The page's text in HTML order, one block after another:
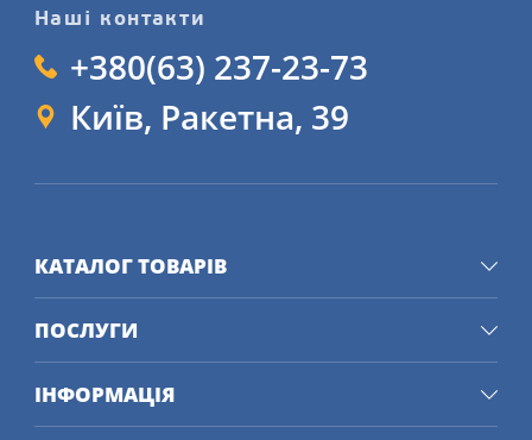
Наші контакти
+380(63) 237-23-73
Київ, Ракетна, 39
КАТАЛОГ ТОВАРІВ
ПОСЛУГИ
ІНФОРМАЦІЯ